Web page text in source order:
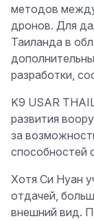
методов
дронов. Для
Таиланда в
разработки,
K9 USAR
развития
за
способностей
Хотя Си Нуан
отдачей,
внешний вид.